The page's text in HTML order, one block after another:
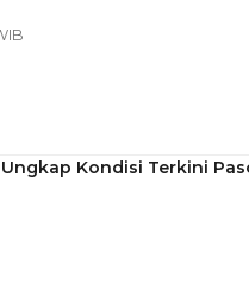
Kondisi Terkini